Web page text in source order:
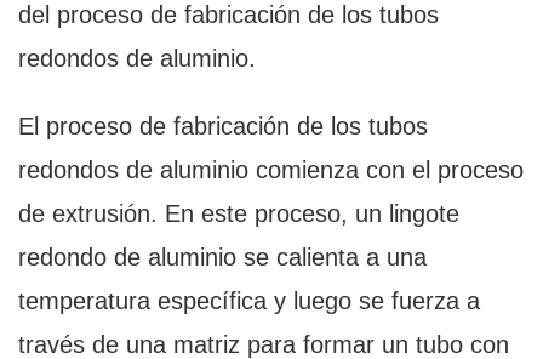
del proceso de fabricación de los tubos
redondos de aluminio.
El proceso de fabricación de los tubos
redondos de aluminio comienza con el proceso
de extrusión. En este proceso, un lingote
redondo de aluminio se calienta a una
temperatura específica y luego se fuerza a
través de una matriz para formar un tubo con